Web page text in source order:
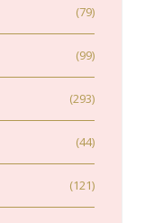
(79)
(99)
(293)
(44)
(121)